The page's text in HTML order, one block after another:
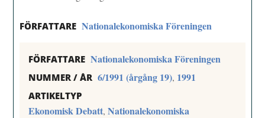
FÖRFATTARE Nationalekonomiska Föreningen
FÖRFATTARE Nationalekonomiska Föreningen
NUMMER / ÅR 6/1991 (årgång 19), 1991
ARTIKELTYP
Ekonomisk Debatt,Nationalekonomiska